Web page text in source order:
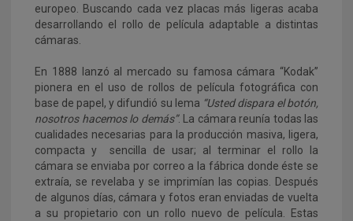
europeo. Buscando cada vez placas más ligeras acaba
desarrollando el rollo de película adaptable a distintas
cámaras.
En 1888 lanzó al mercado su famosa cámara “Kodak”
pionera en el uso de rollos de película fotográfica con
base de papel, y difundió su lema “Usted dispara el botón,
nosotros hacemos lo demás”. La cámara reunía todas las
cualidades necesarias para la producción masiva, ligera,
compacta y sencilla de usar; al terminar el rollo la
cámara se enviaba por correo a la fábrica donde éste se
extraía, se revelaba y se imprimían las copias. Después
de algunos días, cámara y fotos eran enviadas de vuelta
a su propietario con un rollo nuevo de película. Estas